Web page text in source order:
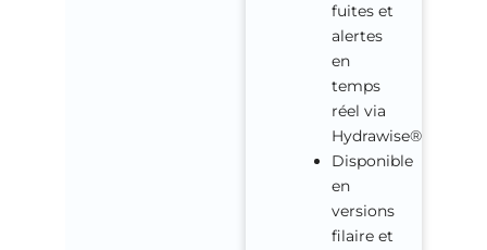
fuites et
alertes
en
temps
réel via
Hydrawise®
Disponible
en
versions
filaire et